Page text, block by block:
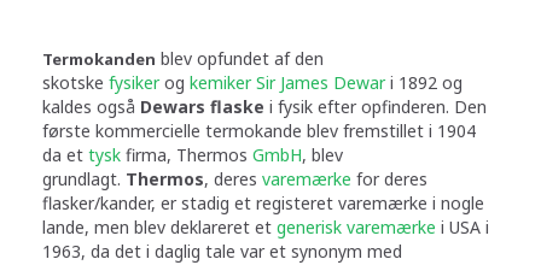
Termokanden blev opfundet af den
skotske fysikerog kemiker Sir James Dewari 1892 og
kaldes også Dewars flaske i fysik efter opfinderen. Den
første kommercielle termokande blev fremstillet i 1904
da et tysk firma, Thermos GmbH, blev
grundlagt. Thermos, deres varemærke for deres
flasker/kander, er stadig et registeret varemærke i nogle
lande, men blev deklareret et generisk varemærke i USA i
1963, da det i daglig tale var et synonym med